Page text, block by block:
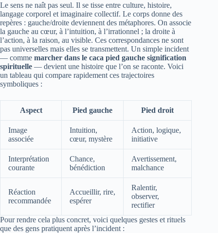
Le sens ne naît pas seul. Il se tisse entre culture, histoire,
langage corporel et imaginaire collectif. Le corps donne des
repères : gauche/droite deviennent des métaphores. On associe
la gauche au cœur, à l’intuition, à l’irrationnel ; la droite à
l’action, à la raison, au visible. Ces correspondances ne sont
pas universelles mais elles se transmettent. Un simple incident
— comme marcher dans le caca pied gauche signification
spirituelle — devient une histoire que l’on se raconte. Voici
un tableau qui compare rapidement ces trajectoires
symboliques :
Aspect Pied gauche Pied droit
Image
associée
Intuition,
cœur, mystère
Action, logique,
initiative
Interprétation
courante
Chance,
bénédiction
Avertissement,
malchance
Réaction
recommandée
Accueillir, rire,
espérer
Ralentir,
observer,
rectifier
Pour rendre cela plus concret, voici quelques gestes et rituels
que des gens pratiquent après l’incident :